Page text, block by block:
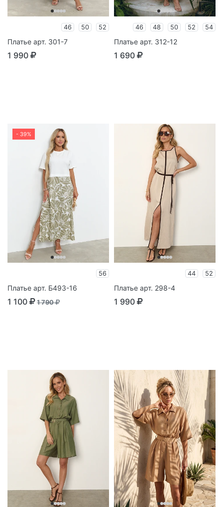
46 50 52
Платье арт. 301-7
1 990
46 48 50 52 54
Платье арт. 312-12
1 690
- 39%
56
Платье арт. Б493-16
1 100 1 790
44 52
Платье арт. 298-4
1 990